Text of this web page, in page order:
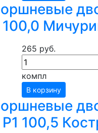
265 руб.
компл
В корзину
100,5